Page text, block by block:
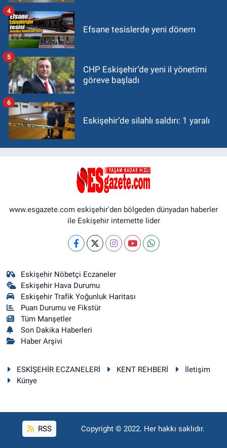
Efsane tesislerde yeni dönem
4
CHP Eskişehir’de yeni il yönetimi
göreve başladı
5
Eskişehir’de silahlı saldırı: 1 yaralı
6
www.esgazete.com eskişehir'den bölgeden dünyadan haberler
ile Eskişehir internette lider
Eskişehir Nöbetçi Eczaneler
Eskişehir Hava Durumu
Eskişehir Trafik Yoğunluk Haritası
Puan Durumu ve Fikstür
Tüm Manşetler
Son Dakika Haberleri
Haber Arşivi
ESKİŞEHİR ECZANELERİ KENT REHBERİ
İletişim
Künye
RSS Copyright © 2022. Her hakkı saklıdır.